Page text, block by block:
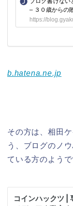
b.hatena.ne.jp
その方は、相田
う、ブログのノ
ている方のようで